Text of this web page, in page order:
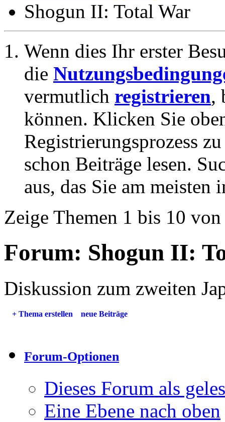
Shogun II: Total War
Wenn dies Ihr erster
die
vermutlich registrieren,
können. Klicken Sie
Registrierungsprozess
schon Beiträge lesen.
aus, das Sie am meisten
Zeige Themen 1 bis 10
Forum: Shogun II:
Diskussion zum zweiten
+ Thema erstellen neue Beiträge
Forum-Optionen
Dieses Forum als
Eine Ebene nach oben